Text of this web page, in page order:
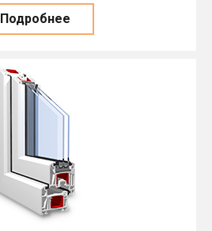
Подробнее